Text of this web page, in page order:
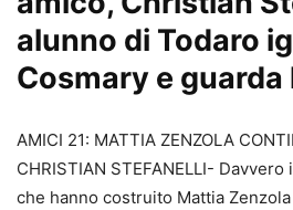
alunno di Todaro
Cosmary e guarda
AMICI 21: MATTIA ZENZOLA
CHRISTIAN STEFANELLI-
che hanno costruito Mattia